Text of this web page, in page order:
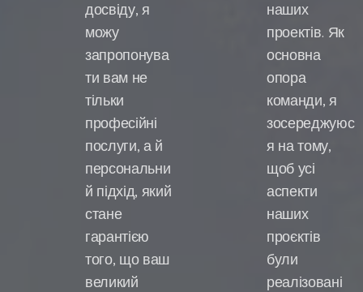
досвіду, я
можу
запропонува
ти вам не
тільки
професійні
послуги, а й
персональни
й підхід, який
стане
гарантією
того, що ваш
великий
наших
проектів. Як
основна
опора
команди, я
зосереджуюс
я на тому,
щоб усі
аспекти
наших
проєктів
були
реалізовані